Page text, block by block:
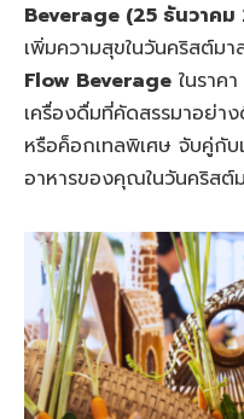
Beverage (25 ธันวาคม
เพิ่มความสุขในวันคริสต์
Flow Beverage ในราคา
เครื่องดื่มที่คัดสรรมาอย่า
หรือค็อกเทลพิเศษ จับคู่กั
อาหารของคุณในวันคริส